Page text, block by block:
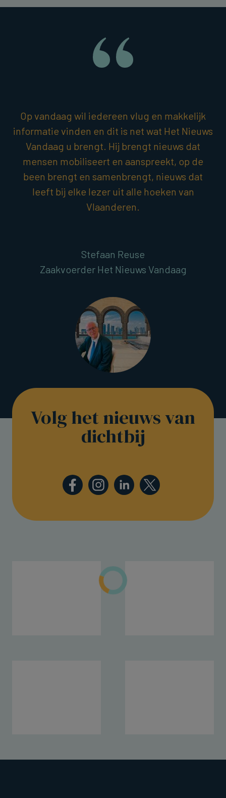
Op vandaag wil iedereen vlug en makkelijk
informatie vinden en dit is net wat Het Nieuws
Vandaag u brengt. Hij brengt nieuws dat
mensen mobiliseert en aanspreekt, op de
been brengt en samenbrengt, nieuws dat
leeft bij elke lezer uit alle hoeken van
Vlaanderen.
Stefaan Reuse
Zaakvoerder Het Nieuws Vandaag
Volg het nieuws van
dichtbij